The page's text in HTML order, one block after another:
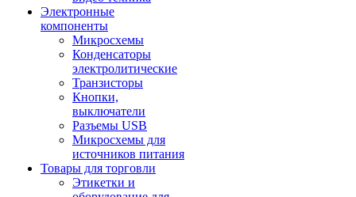
Электронные
компоненты
Микросхемы
Конденсаторы
электролитические
Транзисторы
Кнопки,
выключатели
Разъемы USB
Микросхемы для
источников питания
Товары для торговли
Этикетки и